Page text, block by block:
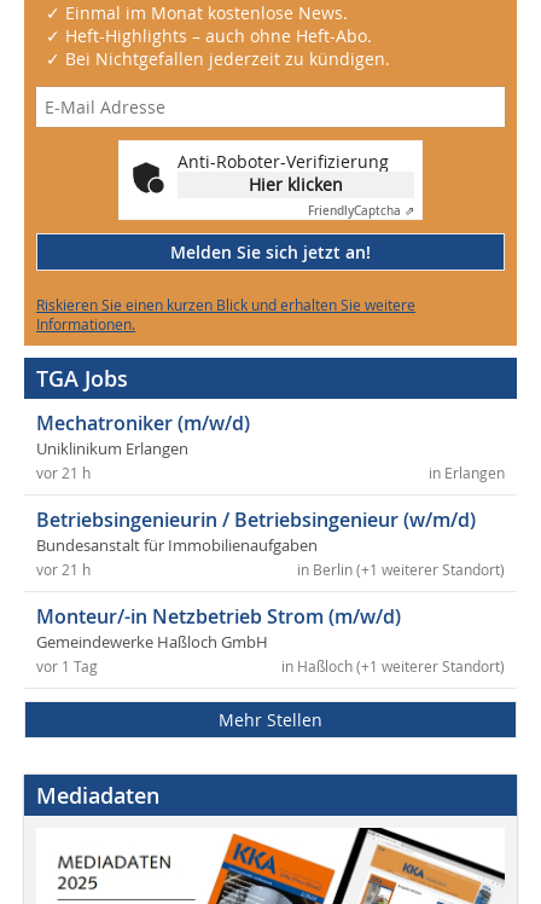
✓ Einmal im Monat kostenlose News.
✓ Heft-Highlights – auch ohne Heft-Abo.
✓ Bei Nichtgefallen jederzeit zu kündigen.
Anti-Roboter-Verifizierung
Hier klicken
FriendlyCaptcha ⇗
Melden Sie sich jetzt an!
Riskieren Sie einen kurzen Blick und erhalten Sie weitere
Informationen.
TGA Jobs
Mechatroniker (m/w/d)
Uniklinikum Erlangen
in Erlangen
vor 21 h
Betriebsingenieurin / Betriebsingenieur (w/m/d)
Bundesanstalt für Immobilienaufgaben
in Berlin (+1 weiterer Standort)
vor 21 h
Monteur/-in Netzbetrieb Strom (m/w/d)
Gemeindewerke Haßloch GmbH
in Haßloch (+1 weiterer Standort)
vor 1 Tag
Mehr Stellen
Mediadaten